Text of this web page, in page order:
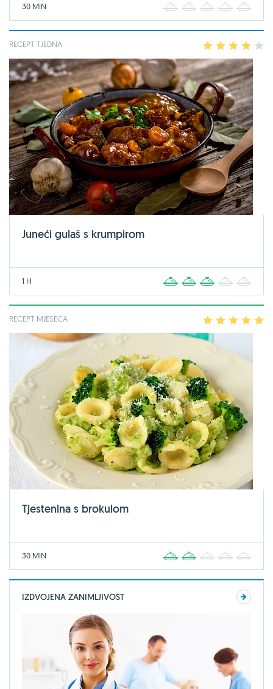
30 MIN 2 3 4
RECEPT TJEDNA 2 3 4
Juneći gulaš s krumpirom
1 H 2 3 4
RECEPT MJESECA 2 3 4
Tjestenina s brokulom
30 MIN 2 3 4
IZDVOJENA ZANIMLJIVOST